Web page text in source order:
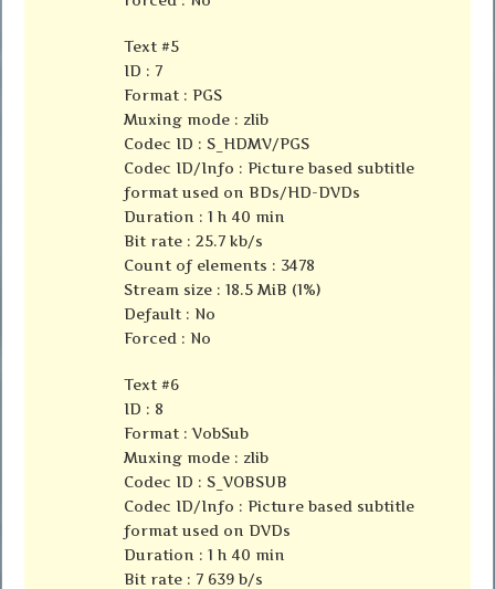
Text #5
ID : 7
Format : PGS
Muxing mode : zlib
Codec ID : S_HDMV/PGS
Codec ID/Info : Picture based subtitle
format used on BDs/HD-DVDs
Duration : 1 h 40 min
Bit rate : 25.7 kb/s
Count of elements : 3478
Stream size : 18.5 MiB (1%)
Default : No
Forced : No
Text #6
ID : 8
Format : VobSub
Muxing mode : zlib
Codec ID : S_VOBSUB
Codec ID/Info : Picture based subtitle
format used on DVDs
Duration : 1 h 40 min
Bit rate : 7 639 b/s